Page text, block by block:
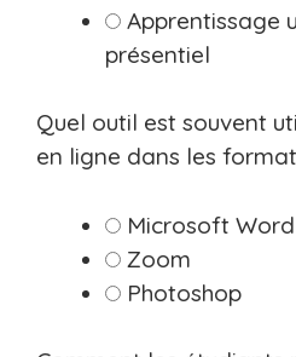
Apprentissage
présentiel
Quel outil est souvent
en ligne dans les
Microsoft Word
Zoom
Photoshop